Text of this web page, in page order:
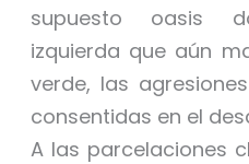
supuesto oasis
izquierda que aún
verde, las
consentidas en el
A las parcelaciones